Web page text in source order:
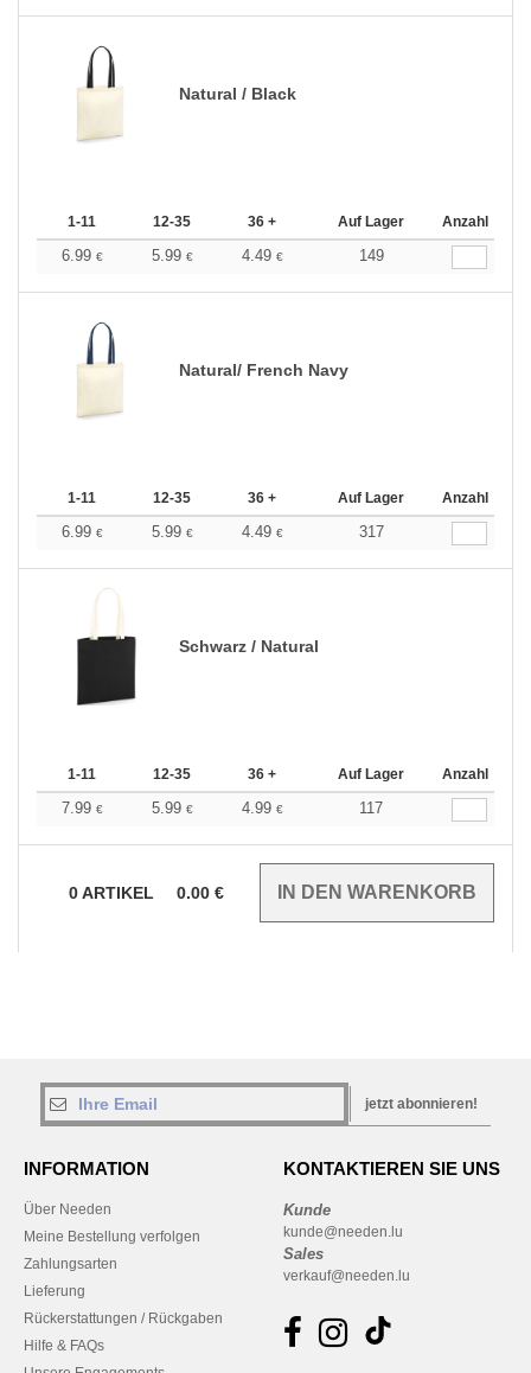
Natural / Black
1-11 12-35 36 + Auf Lager Anzahl
6.99 € 5.99 € 4.49 € 149
Natural/ French Navy
1-11 12-35 36 + Auf Lager Anzahl
6.99 € 5.99 € 4.49 € 317
Schwarz / Natural
1-11 12-35 36 + Auf Lager Anzahl
7.99 € 5.99 € 4.99 € 117
0ARTIKEL 0.00 €
jetzt abonnieren!
INFORMATION
Über Needen
Meine Bestellung verfolgen
Zahlungsarten
Lieferung
Rückerstattungen / Rückgaben
Hilfe & FAQs
KONTAKTIEREN SIE UNS
Kunde
kunde@needen.lu
Sales
verkauf@needen.lu